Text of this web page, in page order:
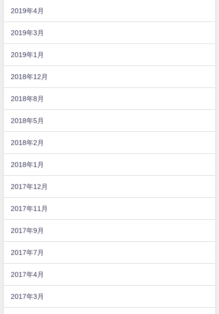
2019年4月
2019年3月
2019年1月
2018年12月
2018年8月
2018年5月
2018年2月
2018年1月
2017年12月
2017年11月
2017年9月
2017年7月
2017年4月
2017年3月